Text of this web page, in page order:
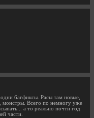
багфиксы. Расы там новые,
монстры. Всего по немногу уже
а то реально почти год
части.